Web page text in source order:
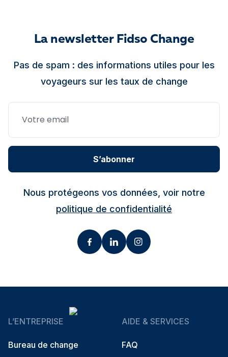
La newsletter Fidso Change
Pas de spam : des informations utiles pour les
voyageurs sur les taux de change
S’abonner
Nous protégeons vos données, voir notre
politique de confidentialité
L’ENTREPRISE
Bureau de change
AIDE & SERVICES
FAQ